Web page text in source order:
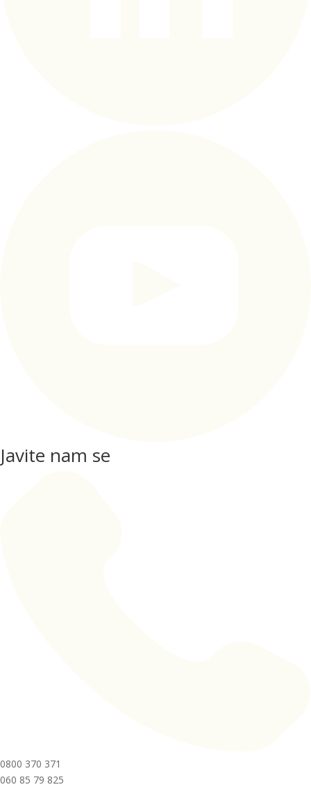
Javite nam se
0800 370 371
060 85 79 825